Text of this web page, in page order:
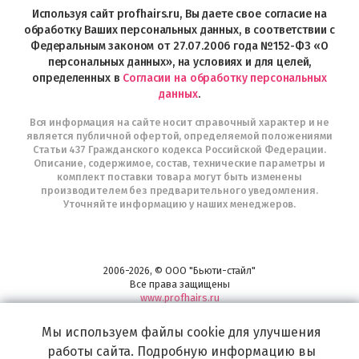
Telegram
Используя сайт profhairs.ru, Вы даете свое согласие на
обработку Ваших персональных данных, в соответствии с
Федеральным законом от 27.07.2006 года №152-ФЗ «О
персональных данных», на условиях и для целей,
определенных в Согласии на обработку персональных
данных.
Вся информация на сайте носит справочный характер и не
является публичной офертой, определяемой положениями
Статьи 437 Гражданского кодекса Российской Федерации.
Описание, содержимое, состав, технические параметры и
комплект поставки товара могут быть изменены
производителем без предварительного уведомления.
Уточняйте информацию у наших менеджеров.
2006-2026, © ООО "Бьюти-стайл"
Все права защищены
www.profhairs.ru
воплощения
самых изысканных и необычных идей по созданию Вашего образа и стиля.
Мы используем файлы cookie для улучшения
работы сайта. Подробную информацию вы